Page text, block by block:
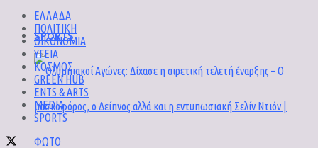
SPORTS
ΕΛΛΑΔΑ
ΠΟΛΙΤΙΚΗ
ΟΙΚΟΝΟΜΙΑ
ΥΓΕΙΑ
ΚΟΣΜΟΣ
GREEN HUB
ENTS & ARTS
MEDIA
SPORTS